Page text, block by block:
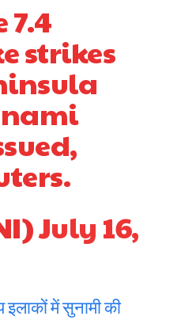
strikes
July 16,
में सुनामी की